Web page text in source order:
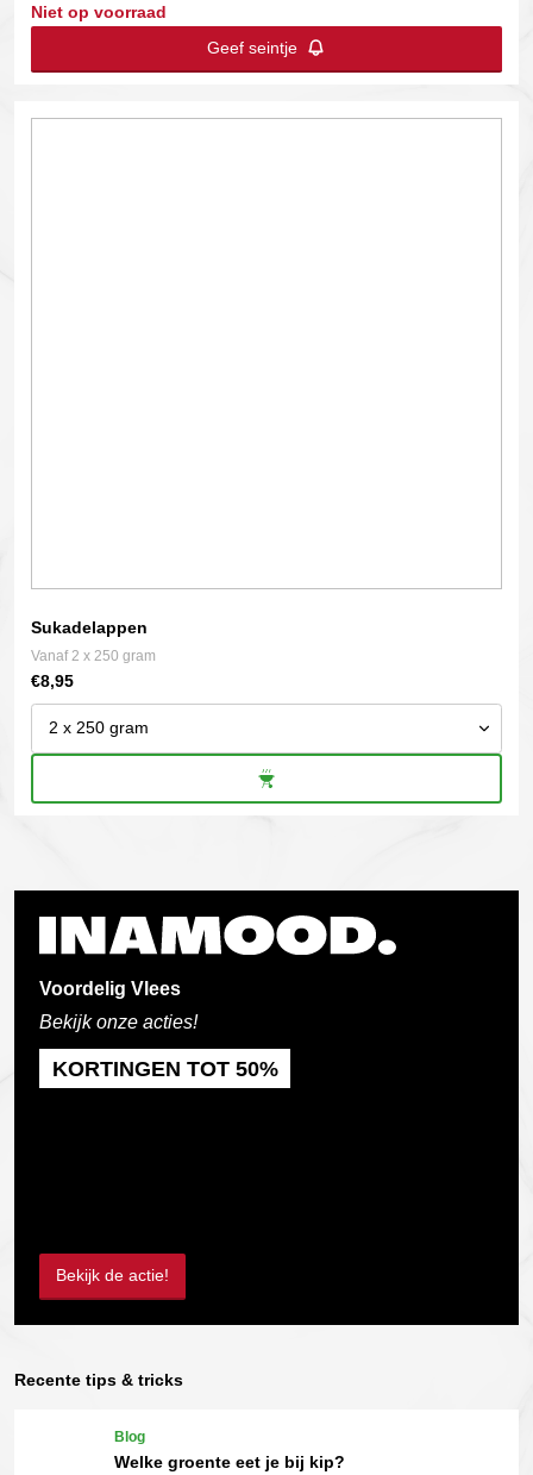
Niet op voorraad
Geef seintje
Sukadelappen
Vanaf 2 x 250 gram
€8,95
Voordelig Vlees
Bekijk onze acties!
KORTINGEN TOT 50%
Bekijk de actie!
Recente tips & tricks
Blog
Welke groente eet je bij kip?